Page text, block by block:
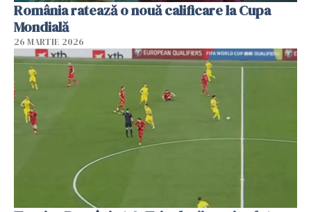
România ratează o nouă calificare la Cupa
Mondială
26 MARTIE 2026